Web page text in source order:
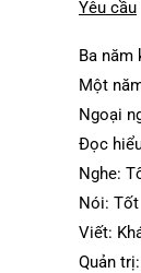
Yêu cầu
Ba năm
Một
Ngoại
Đọc
Nghe:
Nói: Tốt
Viết:
Quản